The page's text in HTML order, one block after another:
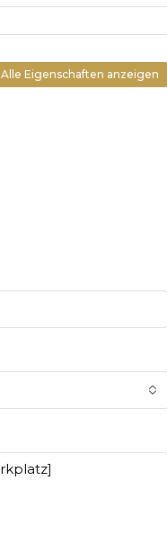
Alle Eigenschaften anzeigen